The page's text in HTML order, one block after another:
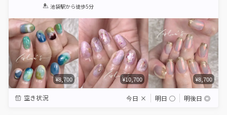
1 2 3 4 5
池袋駅から徒歩5分
¥8,700 ¥10,700 ¥8,700
空き状況 今日 × 明日 ◯ 明後日 ◎